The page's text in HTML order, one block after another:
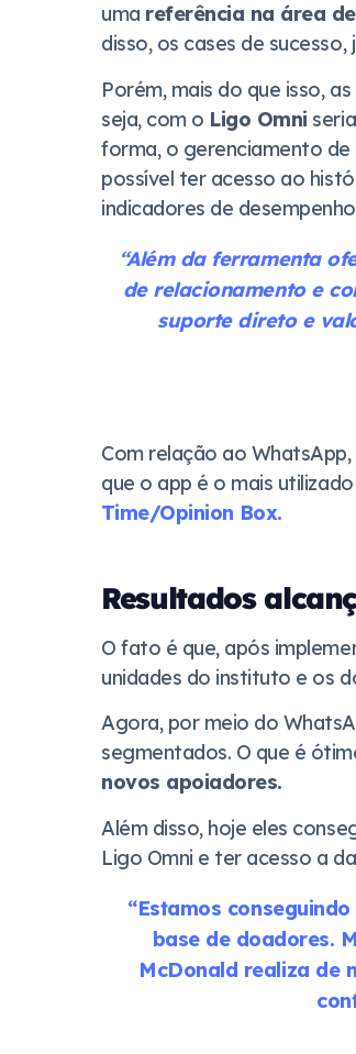
uma referência na área
disso, os cases de
Porém, mais do que isso,
seja, com o Ligo Omni
forma, o gerenciamento
possível ter acesso ao
indicadores de
“Além da ferramenta
de relacionamento e
suporte direto e
Com relação ao
que o app é o mais
Time/Opinion Box.
Resultados
O fato é que, após
unidades do instituto e os
Agora, por meio do
segmentados. O que é
novos apoiadores.
Além disso, hoje eles
Ligo Omni e ter acesso a
“Estamos
base de doadores.
McDonald realiza de